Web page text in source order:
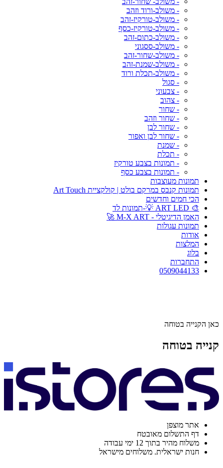
- משולב-ורוד וזהב
- משולב-טורקיז-זהב
- משולב-טורקיז-כסף
- משולב-כתום-זהב
- משולב-ססגוני
- משולב-שחור-זהב
- משולב-שמנת-זהב
- משולב-תכלת ורוד
- סגול
- צבעוני
- צהוב
- שחור
- שחור וזהב
- שחור לבן
- שחור לבן ואפור
- שמנת
- תכלת
- תמונות בצבע טורקיז
- תמונות בצבע כסף
תמונות מעוצבות
תמונות קנבס במרקם בולט | קולקציית Art Touch
הכי חמים וחדשים
🎨 ART LED 💡-תמונות לד
האמן הדיגיטלי - M-X ART 🚀
תמונות עגולות
אודות
המלצות
בלוג
התחברות
0509044133
כאן הקנייה בטוחה
קנייה בטוחה
אתר מוצפן
דף התשלום מאובטח
משלוח מהיר בתוך 12 ימי עבודה
חנות ישראלית. משלוחים מישראל